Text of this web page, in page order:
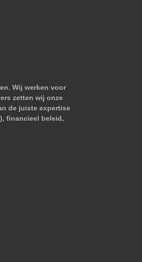
Wij werken voor
zetten wij onze
de juiste expertise
financieel beleid,